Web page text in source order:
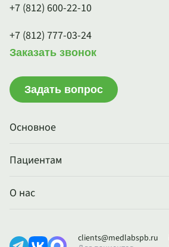
Основное
Пациентам
О нас
+7 (812) 600-22-10
+7 (812) 777-03-24
Заказать звонок
Задать вопрос
clients@medlabspb.ru